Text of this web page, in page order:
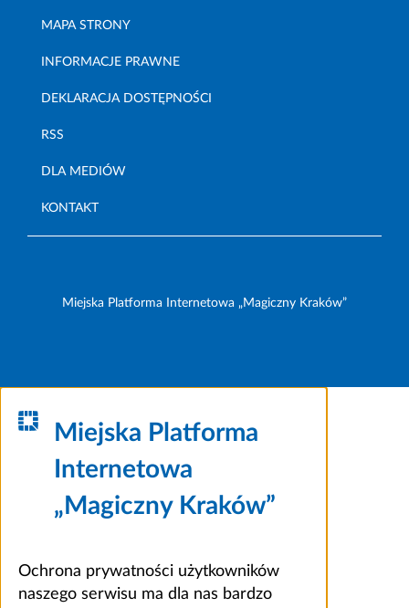
MAPA STRONY
INFORMACJE PRAWNE
DEKLARACJA DOSTĘPNOŚCI
RSS
DLA MEDIÓW
KONTAKT
Miejska Platforma Internetowa „Magiczny Kraków”
Miejska Platforma
Internetowa
„Magiczny Kraków”
Ochrona prywatności użytkowników
naszego serwisu ma dla nas bardzo